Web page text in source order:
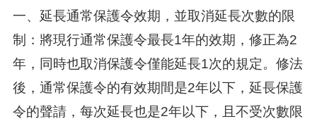
一、延長通常保護令效期，並取消延長次數的限
制：將現行通常保護令最長1年的效期，修正為2
年，同時也取消保護令僅能延長1次的規定。修法
後，通常保護令的有效期間是2年以下，延長保護
令的聲請，每次延長也是2年以下，且不受次數限